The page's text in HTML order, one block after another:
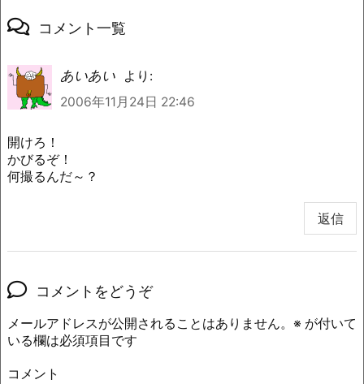
コメント一覧
あいあい
より:
2006年11月24日 22:46
開けろ！
かびるぞ！
何撮るんだ～？
返信
コメントをどうぞ
メールアドレスが公開されることはありません。 ※ が付いて
いる欄は必須項目です
コメント